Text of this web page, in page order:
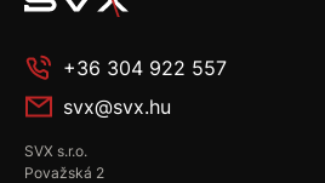
+36 304 922 557
svx@svx.hu
SVX s.r.o.
Považská 2